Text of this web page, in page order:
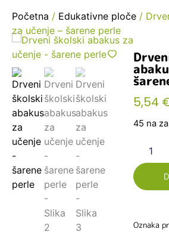
Početna / Edukativne ploče /
za učenje – šarene perle
5,54
45 na
Oznaka